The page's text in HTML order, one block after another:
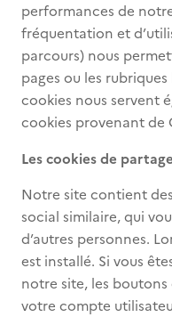
performances de
fréquentation et
parcours) nous
pages ou les
cookies nous servent
cookies provenant de
Les cookies de
Notre site contient
social similaire, qui
d’autres personnes.
est installé. Si vous
notre site, les
votre compte